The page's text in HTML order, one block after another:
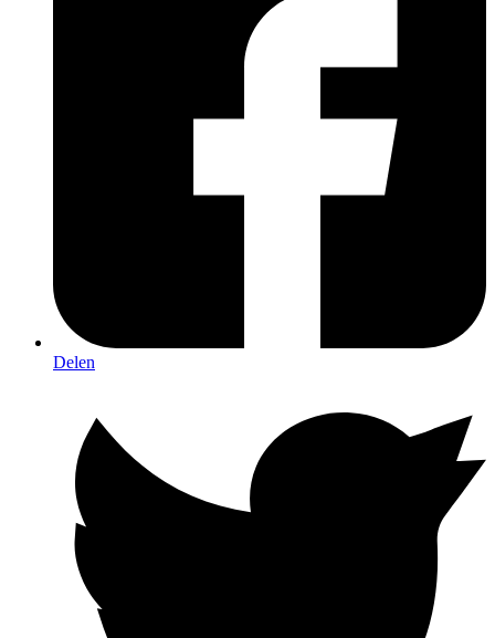
Delen